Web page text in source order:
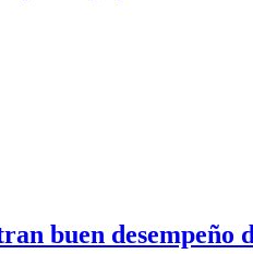
buen desempeño